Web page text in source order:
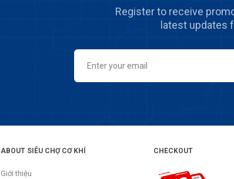
Register to receive
latest updates
ABOUT SIÊU CHỢ CƠ KHÍ
Giới thiệu
CHECKOUT